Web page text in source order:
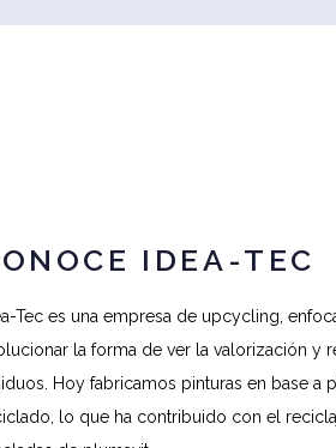
IDEA-TEC
Tec es una empresa de upcycling,
la forma de ver la valorización y
Hoy fabricamos pinturas en base a
lo que ha contribuido con el